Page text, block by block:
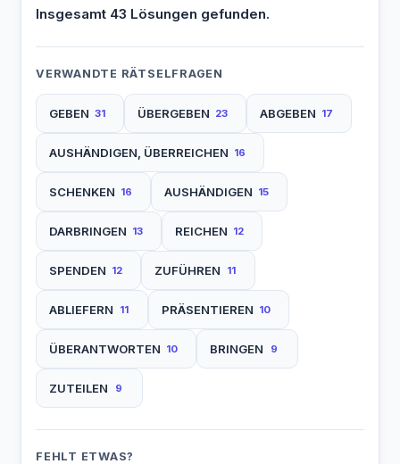
Insgesamt 43 Lösungen gefunden.
VERWANDTE RÄTSELFRAGEN
GEBEN 31 ÜBERGEBEN 23 ABGEBEN 17
AUSHÄNDIGEN, ÜBERREICHEN 16
SCHENKEN 16 AUSHÄNDIGEN 15
DARBRINGEN 13 REICHEN 12
SPENDEN 12 ZUFÜHREN 11
ABLIEFERN 11 PRÄSENTIEREN 10
ÜBERANTWORTEN 10 BRINGEN 9
ZUTEILEN 9
FEHLT ETWAS?